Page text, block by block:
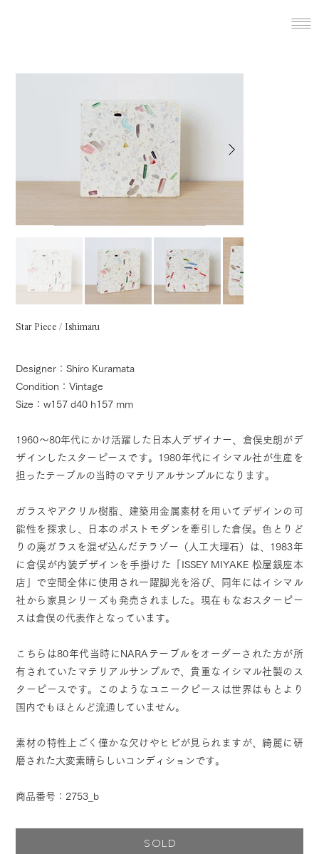
Star Piece / Ishimaru
Designer：Shiro Kuramata
Condition：Vintage
Size：w157 d40 h157 mm
1960〜80年代にかけ活躍した日本人デザイナー、倉俣史朗がデ
ザインしたスターピースです。1980年代にイシマル社が生産を
担ったテーブルの当時のマテリアルサンプルになります。
ガラスやアクリル樹脂、建築用金属素材を用いてデザインの可
能性を探求し、日本のポストモダンを牽引した倉俣。色とりど
りの廃ガラスを混ぜ込んだテラゾー（人工大理石）は、1983年
に倉俣が内装デザインを手掛けた「ISSEY MIYAKE 松屋銀座本
店」で空間全体に使用され一躍脚光を浴び、同年にはイシマル
社から家具シリーズも発売されました。現在もなおスターピー
スは倉俣の代表作となっています。
こちらは80年代当時にNARAテーブルをオーダーされた方が所
有されていたマテリアルサンプルで、貴重なイシマル社製のス
ターピースです。このようなユニークピースは世界はもとより
国内でもほとんど流通していません。
素材の特性上ごく僅かな欠けやヒビが見られますが、綺麗に研
磨された大変素晴らしいコンディションです。
商品番号：2753_b
SOLD